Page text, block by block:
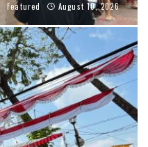
Featured August 10, 2026